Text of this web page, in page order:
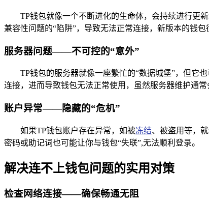
TP钱包就像一个不断进化的生命体，会持续进行更
兼容性问题的“陷阱”，导致无法正常连接，新版本的钱
服务器问题——不可控的“意外”
TP钱包的服务器就像一座繁忙的“数据城堡”，但它
连接，进而导致钱包无法正常使用，虽然服务器维护通
账户异常——隐藏的“危机”
如果TP钱包账户存在异常，如被冻结、被盗用等，
密码或助记词也可能让你与钱包“失联”,无法顺利登录。
解决连不上钱包问题的实用对策
检查网络连接——确保畅通无阻